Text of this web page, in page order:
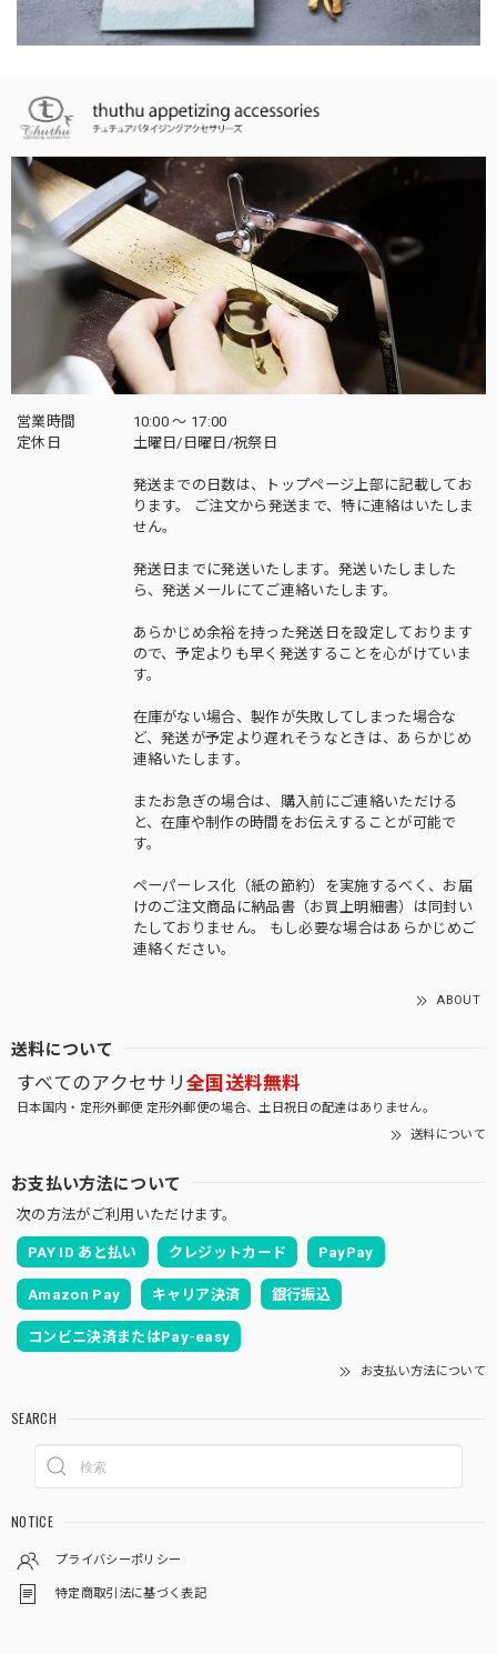
営業時間
10:00 〜 17:00
定休日
土曜日/日曜日/祝祭日
発送までの日数は、トップページ上部に記載してお
ります。 ご注文から発送まで、特に連絡はいたしま
せん。
発送日までに発送いたします。発送いたしました
ら、発送メールにてご連絡いたします。
あらかじめ余裕を持った発送日を設定しております
ので、予定よりも早く発送することを心がけていま
す。
在庫がない場合、製作が失敗してしまった場合な
ど、発送が予定より遅れそうなときは、あらかじめ
連絡いたします。
またお急ぎの場合は、購入前にご連絡いただける
と、在庫や制作の時間をお伝えすることが可能で
す。
ペーパーレス化（紙の節約）を実施するべく、お届
けのご注文商品に納品書（お買上明細書）は同封い
たしておりません。 もし必要な場合はあらかじめご
連絡ください。
ABOUT
送料について
すべてのアクセサリ 全国送料無料
日本国内・定形外郵便 定形外郵便の場合、土日祝日の配達はありません。
送料について
お支払い方法について
次の方法がご利用いただけます。
PAY ID あと払い クレジットカード PayPay
Amazon Pay キャリア決済 銀行振込
コンビニ決済またはPay-easy
お支払い方法について
SEARCH
NOTICE
プライバシーポリシー
特定商取引法に基づく表記